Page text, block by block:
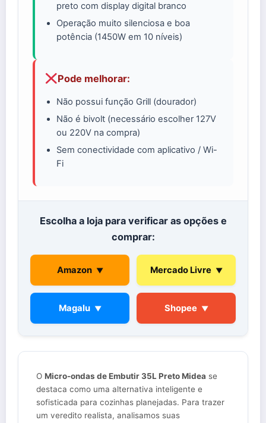
preto com display digital branco
Operação muito silenciosa e boa
potência (1450W em 10 níveis)
Pode melhorar:
Não possui função Grill (dourador)
Não é bivolt (necessário escolher 127V
ou 220V na compra)
Sem conectividade com aplicativo / Wi-
Fi
Escolha a loja para verificar as opções e
comprar:
Amazon ▼ Mercado Livre ▼
Magalu ▼ Shopee ▼
O Micro-ondas de Embutir 35L Preto Midea se
destaca como uma alternativa inteligente e
sofisticada para cozinhas planejadas. Para trazer
um veredito realista, analisamos suas